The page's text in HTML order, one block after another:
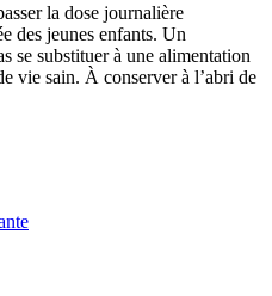
la dose journalière
des jeunes enfants. Un
se substituer à une alimentation
vie sain. À conserver à l’abri de